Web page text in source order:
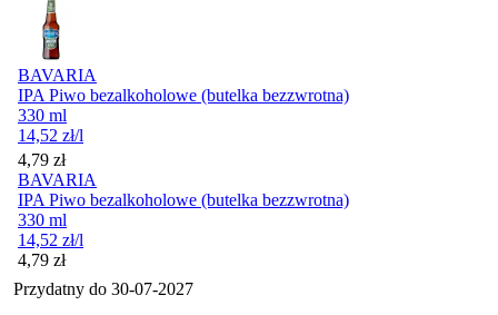
BAVARIA
IPA Piwo bezalkoholowe (butelka bezzwrotna)
330 ml
14,52 zł/l
Cena
4,79 zł
BAVARIA
IPA Piwo bezalkoholowe (butelka bezzwrotna)
330 ml
14,52 zł/l
Cena
4,79 zł
Przydatny do 30-07-2027